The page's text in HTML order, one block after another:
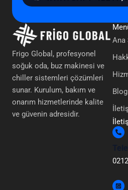
Frigo Global, profesyonel
soğuk oda, buz makinesi ve
chiller sistemleri çözümleri
sunar. Kurulum, bakım ve
onarım hizmetlerinde kalite
ve güvenin adresidir.
Ana
Blog